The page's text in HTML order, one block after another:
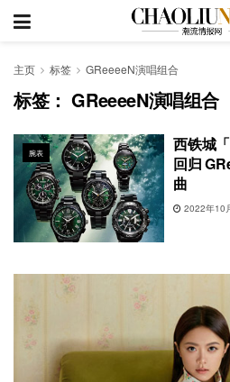
主页 标签 GReeeeN演唱组合
标签：GReeeeN演唱组合
腕表
西铁城
回归
曲
2022年10